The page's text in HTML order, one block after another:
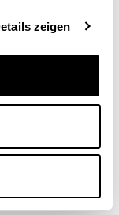
zeigen
einen